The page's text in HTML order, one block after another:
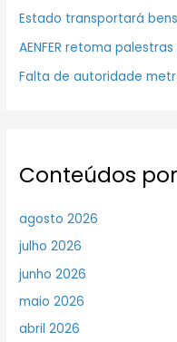
Estado transportará
AENFER retoma
Falta de autoridade
Conteúdos
agosto 2026
julho 2026
junho 2026
maio 2026
abril 2026